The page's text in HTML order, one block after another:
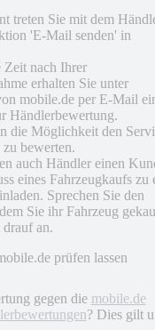
treten Sie mit dem
'E-Mail senden' in
Zeit nach Ihrer
erhalten Sie unter
mobile.de per E-Mail
Händlerbewertung.
die Möglichkeit den
bewerten.
auch Händler einen
eines Fahrzeugkaufs zu
Sprechen Sie den
Sie ihr Fahrzeug
an.
prüfen lassen
gegen die mobile.de
? Dies gilt